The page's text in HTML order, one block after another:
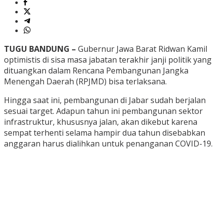
TUGU BANDUNG – Gubernur Jawa Barat Ridwan Kamil
optimistis di sisa masa jabatan terakhir janji politik yang
dituangkan dalam Rencana Pembangunan Jangka
Menengah Daerah (RPJMD) bisa terlaksana.
Hingga saat ini, pembangunan di Jabar sudah berjalan
sesuai target. Adapun tahun ini pembangunan sektor
infrastruktur, khususnya jalan, akan dikebut karena
sempat terhenti selama hampir dua tahun disebabkan
anggaran harus dialihkan untuk penanganan COVID-19.